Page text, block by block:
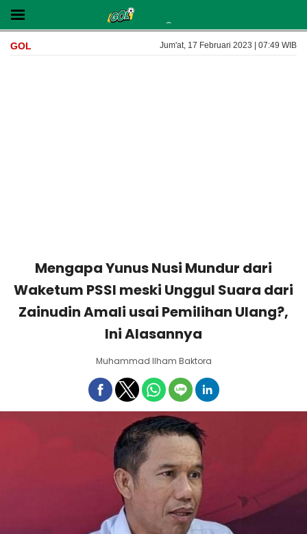
GOL Jum'at, 17 Februari 2023 | 07:49 WIB
Mengapa Yunus Nusi Mundur dari
Waketum PSSI meski Unggul Suara dari
Zainudin Amali usai Pemilihan Ulang?,
Ini Alasannya
Muhammad Ilham Baktora